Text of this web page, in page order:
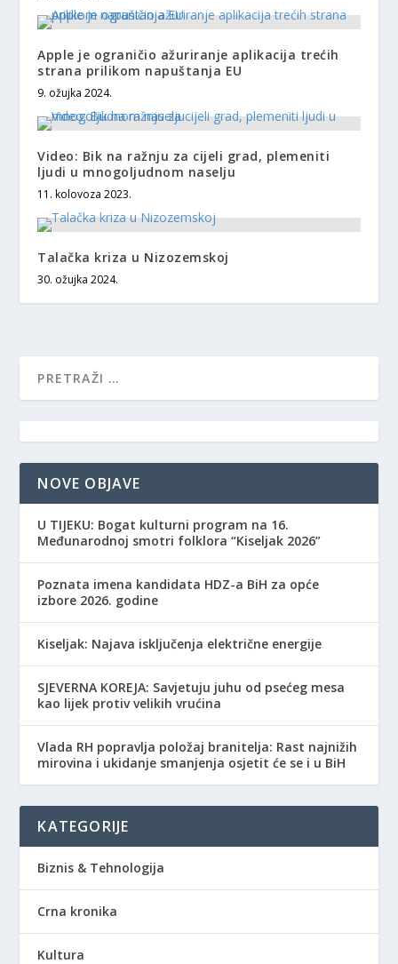
Apple je ograničio ažuriranje aplikacija trećih
strana prilikom napuštanja EU
9. ožujka 2024.
Video: Bik na ražnju za cijeli grad, plemeniti
ljudi u mnogoljudnom naselju
11. kolovoza 2023.
Talačka kriza u Nizozemskoj
30. ožujka 2024.
NOVE OBJAVE
​U TIJEKU: Bogat kulturni program na 16.
Međunarodnoj smotri folklora “Kiseljak 2026”
Poznata imena kandidata HDZ-a BiH za opće
izbore 2026. godine
Kiseljak: Najava isključenja električne energije
SJEVERNA KOREJA: Savjetuju juhu od psećeg mesa
kao lijek protiv velikih vrućina
Vlada RH popravlja položaj branitelja: Rast najnižih
mirovina i ukidanje smanjenja osjetit će se i u BiH
KATEGORIJE
Biznis & Tehnologija
Crna kronika
Kultura